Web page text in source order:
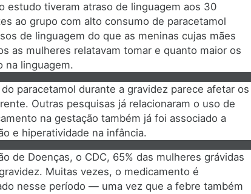
estudo tiveram atraso de linguagem aos 30
ao grupo com alto consumo de paracetamol
de linguagem do que as meninas cujas mães
as mulheres relatavam tomar e quanto maior os
na linguagem.
paracetamol durante a gravidez parece afetar os
Outras pesquisas já relacionaram o uso de
na gestação também já foi associado a
e hiperatividade na infância.
de Doenças, o CDC, 65% das mulheres grávidas
Muitas vezes, o medicamento é
nesse período — uma vez que a febre também